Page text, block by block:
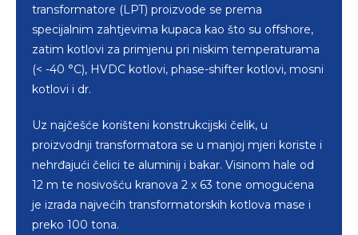
transformatore (LPT) proizvode se prema
specijalnim zahtjevima kupaca kao što su offshore,
zatim kotlovi za primjenu pri niskim temperaturama
(< -40 °C), HVDC kotlovi, phase-shifter kotlovi, mosni
kotlovi i dr.
Uz najčešće korišteni konstrukcijski čelik, u
proizvodnji transformatora se u manjoj mjeri koriste i
nehrđajući čelici te aluminij i bakar. Visinom hale od
12 m te nosivošću kranova 2 x 63 tone omogućena
je izrada najvećih transformatorskih kotlova mase i
preko 100 tona.